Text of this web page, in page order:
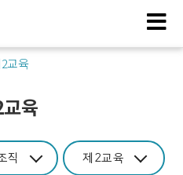
교육
육
직 제2교육